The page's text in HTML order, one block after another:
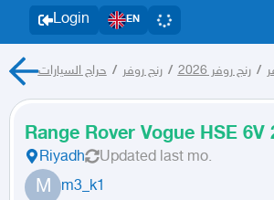
Login EN
/ رنج روفر 2026 / رنج روفر / حراج السيارات
Range Rover Vogue HSE 6V
Riyadh Updated last mo.
M m3_k1